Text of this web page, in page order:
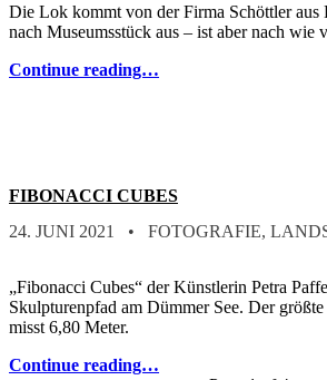
Die Lok kommt von der Firma Schöttler aus
nach Museumsstück aus – ist aber nach wie
Continue reading…
FIBONACCI CUBES
POSTED ON:
24. JUNI 2021 WRITTEN BY:
STEFAN
CATEGORIZED IN:
FOTOGRAFIE,
„Fibonacci Cubes“ der Künstlerin Petra
Skulpturenpfad am Dümmer See. Der
misst 6,80 Meter.
Continue reading…